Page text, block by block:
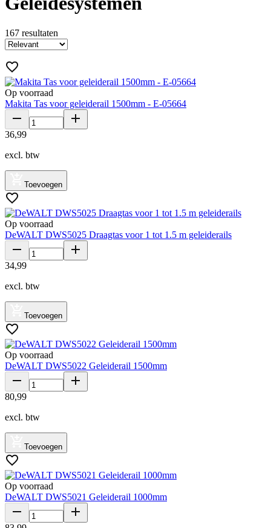
167 resultaten
Op voorraad
Makita Tas voor geleiderail 1500mm - E-05664
36,99
excl. btw
Toevoegen
Op voorraad
DeWALT DWS5025 Draagtas voor 1 tot 1.5 m geleiderails
34,99
excl. btw
Toevoegen
Op voorraad
DeWALT DWS5022 Geleiderail 1500mm
80,99
excl. btw
Toevoegen
Op voorraad
DeWALT DWS5021 Geleiderail 1000mm